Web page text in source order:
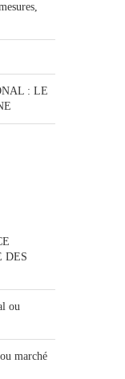
: LE
DES
ou
marché